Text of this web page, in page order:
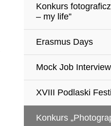
Konkurs
– my life”
Erasmus Days
Mock Job
XVIII Podlaski
Konkurs